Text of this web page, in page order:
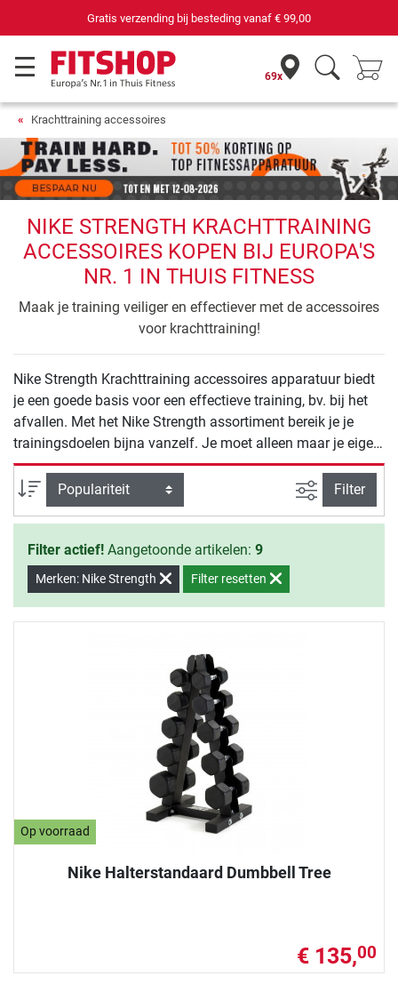
Gratis verzending bij besteding vanaf € 99,00
69x
Krachttraining accessoires
NIKE STRENGTH KRACHTTRAINING
ACCESSOIRES KOPEN BIJ EUROPA'S
NR. 1 IN THUIS FITNESS
Maak je training veiliger en effectiever met de accessoires
voor krachttraining!
Nike Strength Krachttraining accessoires apparatuur biedt
je een goede basis voor een effectieve training, bv. bij het
afvallen. Met het Nike Strength assortiment bereik je je
trainingsdoelen bijna vanzelf. Je moet alleen maar je eigen
wil overtuigen om met de training te beginnen.
Sortering
Zoeken
Filter
Filter actief! Aangetoonde artikelen: 9
Merken: Nike Strength Filter resetten
Op voorraad
Nike Halterstandaard Dumbbell Tree
€ 135,00